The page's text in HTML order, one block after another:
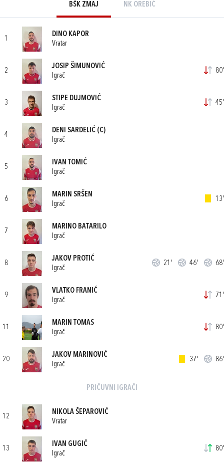
BŠK ZMAJ NK OREBIĆ
1
DINO KAPOR
Vratar
2
JOSIP ŠIMUNOVIĆ
Igrač
80'
3
STIPE DUJMOVIĆ
Igrač
45'
4
DENI SARDELIĆ (C)
Igrač
5
IVAN TOMIĆ
Igrač
6
MARIN SRŠEN
Igrač
13'
7
MARINO BATARILO
Igrač
8
JAKOV PROTIĆ
Igrač
21' 46' 68'
9
VLATKO FRANIĆ
Igrač
71'
11
MARIN TOMAS
Igrač
80'
20
JAKOV MARINOVIĆ
Igrač
37' 86'
PRIČUVNI IGRAČI
12
NIKOLA ŠEPAROVIĆ
Vratar
13
IVAN GUGIĆ
Igrač
80'